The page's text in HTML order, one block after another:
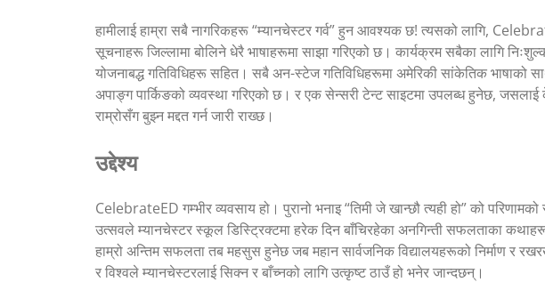
हामीलाई हाम्रा सबै नागरिकहरू “म्यानचेस्टर गर्व” हुन आवश्यक छ! त्यसको लागि,
सूचनाहरू जिल्लामा बोलिने धेरै भाषाहरूमा साझा गरिएको छ। कार्यक्रम सबैका लागि
योजनाबद्ध गतिविधिहरू सहित। सबै अन-स्टेज गतिविधिहरूमा अमेरिकी सांकेतिक
अपाङ्ग पार्किङको व्यवस्था गरिएको छ। र एक सेन्सरी टेन्ट साइटमा उपलब्ध हुनेछ,
राम्रोसँग बुझ्न मद्दत गर्न जारी राख्छ।
उद्देश्य
CelebrateED गम्भीर व्यवसाय हो। पुरानो भनाइ “तिमी जे खान्छौ त्यही हो” को
उत्सवले म्यानचेस्टर स्कूल डिस्ट्रिक्टमा हरेक दिन बाँचिरहेका अनगिन्ती सफलताका कथाहरू
हाम्रो अन्तिम सफलता तब महसुस हुनेछ जब महान सार्वजनिक विद्यालयहरूको निर्माण र
र विश्वले म्यानचेस्टरलाई सिक्न र बाँच्नको लागि उत्कृष्ट ठाउँ हो भनेर जान्दछन्।